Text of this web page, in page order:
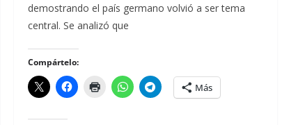
demostrando el país germano volvió a ser tema
central. Se analizó que
Compártelo:
Más